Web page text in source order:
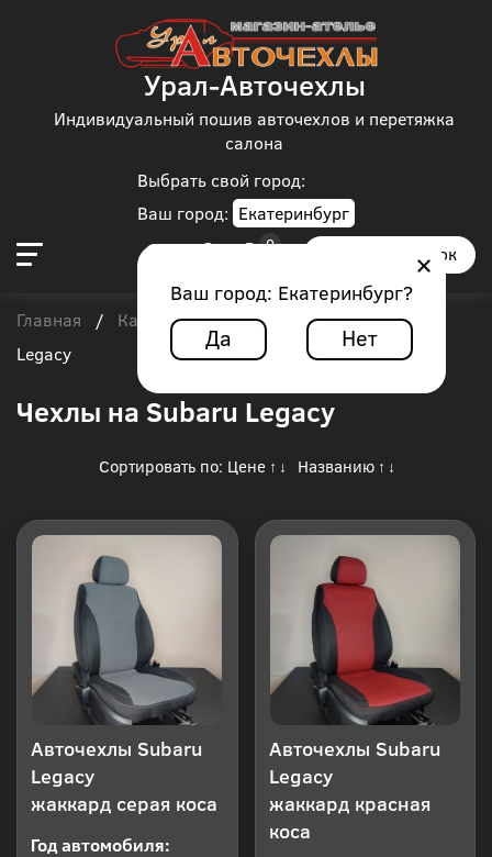
Выбрать свой город:
Ваш город: Екатеринбург
Ваш город: Екатеринбург?
Да Нет
Урал-Авточехлы
Индивидуальный пошив авточехлов и перетяжка
салона
Заказать звонок
Главная / Каталог чехлов / Subaru / Subaru
Legacy
Чехлы на Subaru Legacy
Сортировать по: Цене ↑ ↓ Названию ↑ ↓
Авточехлы Subaru
Legacy
жаккард серая коса
Год автомобиля:
Авточехлы Subaru
Legacy
жаккард красная
коса